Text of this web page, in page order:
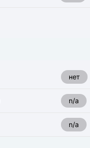
нет
n/a
n/a